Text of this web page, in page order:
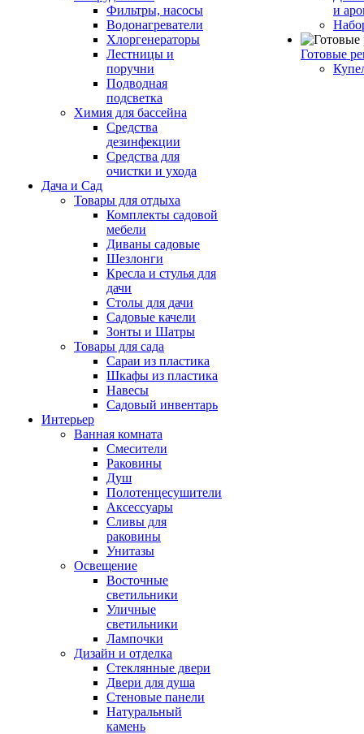
Фильтры, насосы
Водонагреватели
Хлоргенераторы
Лестницы и
поручни
Подводная
подсветка
Химия для бассейна
Средства
дезинфекции
Средства для
очистки и ухода
Дача и Сад
Товары для отдыха
Комплекты садовой
мебели
Диваны садовые
Шезлонги
Кресла и стулья для
дачи
Столы для дачи
Садовые качели
Зонты и Шатры
Товары для сада
Сараи из пластика
Шкафы из пластика
Навесы
Садовый инвентарь
Интерьер
Ванная комната
Смесители
Раковины
Душ
Полотенцесушители
Аксессуары
Сливы для
раковины
Унитазы
Освещение
Восточные
светильники
Уличные
светильники
Лампочки
Дизайн и отделка
Стеклянные двери
Двери для душа
Стеновые панели
Натуральный
камень
и
Готовые